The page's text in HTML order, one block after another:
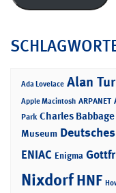
Ada Lovelace Alan
Apple Macintosh ARPANET
Park Charles Babbage
Museum
ENIAC Enigma
NixdorfHNF